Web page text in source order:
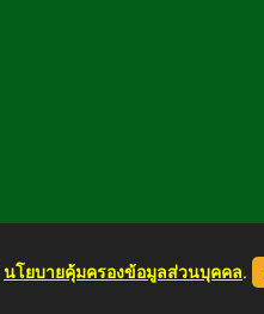
นโยบายคุ้มครองข้อมูลส่วนบุคคล.